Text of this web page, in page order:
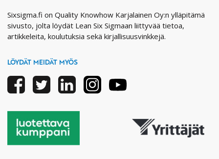
Sixsigma.fi on Quality Knowhow Karjalainen Oy:n ylläpitämä
sivusto, jolta löydät Lean Six Sigmaan liittyvää tietoa,
artikkeleita, koulutuksia sekä kirjallisuusvinkkejä.
LÖYDÄT MEIDÄT MYÖS
FacebookTwitter LinkedinInstagramYoutube